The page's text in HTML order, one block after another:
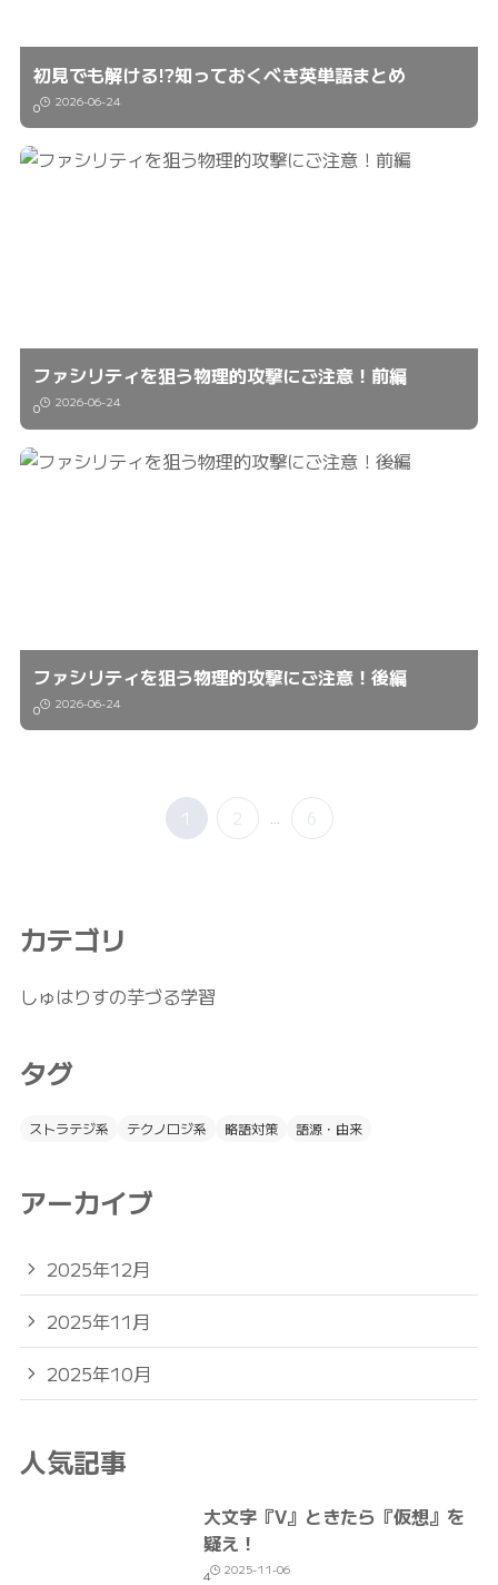
初見でも解ける!?知っておくべき英単語まとめ
0 2026-06-24
ファシリティを狙う物理的攻撃にご注意！前編
0 2026-06-24
ファシリティを狙う物理的攻撃にご注意！後編
0 2026-06-24
1 2 6
カテゴリ
しゅはりすの芋づる学習
タグ
ストラテジ系 テクノロジ系 略語対策 語源・由来
アーカイブ
2025年12月
2025年11月
2025年10月
人気記事
大文字『V』ときたら『仮想』を
疑え！
4 2025-11-06